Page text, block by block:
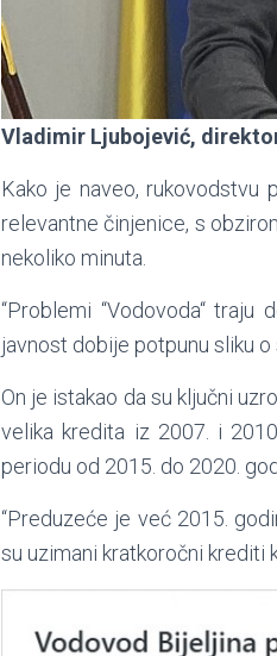
Vladimir Ljubojević,
Kako je naveo, rukovodstvu
relevantne činjenice, s
nekoliko minuta.
“Problemi “Vodovoda“
javnost dobije potpunu sliku
On je istakao da su ključni
velika kredita iz 2007. i
periodu od 2015. do 2020.
“Preduzeće je već 2015.
su uzimani kratkoročni krediti